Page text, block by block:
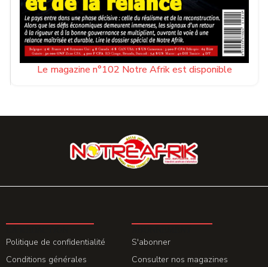
Le magazine n°102 Notre Afrik est disponible
Politique de confidentialité
Conditions générales
S'abonner
Consulter nos magazines